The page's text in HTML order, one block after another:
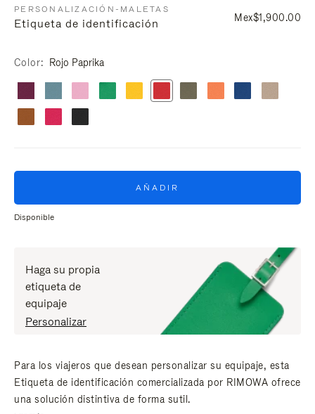
PERSONALIZACIÓN-MALETAS
Etiqueta de identificación Mex$1,900.00
Color Rojo Paprika
AÑADIR
Disponible
Haga su propia
etiqueta de
equipaje
Personalizar
Para los viajeros que desean personalizar su equipaje, esta
Etiqueta de identificación comercializada por RIMOWA ofrece
una solución distintiva de forma sutil.